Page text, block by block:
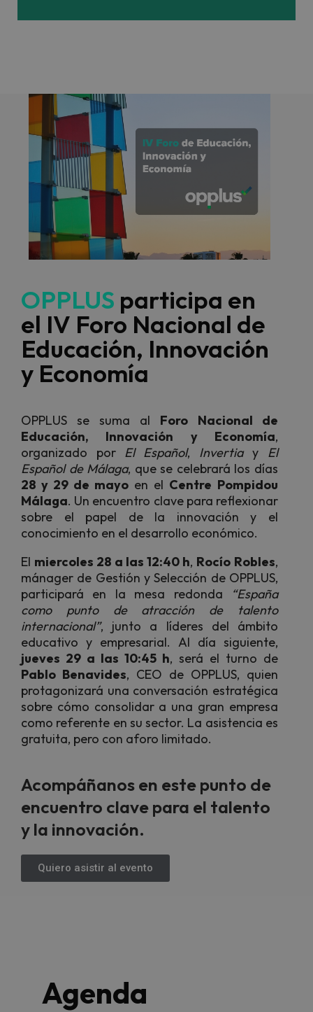
OPPLUS participa en
el IV Foro Nacional de
Educación, Innovación
y Economía
OPPLUS se suma al Foro Nacional de
Educación, Innovación y Economía,
organizado por El Español, Invertiay El
Español de Málaga, que se celebrará los días
28 y 29 de mayo en el Centre Pompidou
Málaga. Un encuentro clave para reflexionar
sobre el papel de la innovación y el
conocimiento en el desarrollo económico.
El miercoles 28 a las 12:40 h, Rocío Robles,
mánager de Gestión y Selección de OPPLUS,
participará en la mesa redonda
“España
como punto de atracción de talento
internacional”, junto a líderes del ámbito
educativo y empresarial. Al día siguiente,
jueves 29 a las 10:45 h, será el turno de
Pablo Benavides, CEO de OPPLUS, quien
protagonizará una conversación estratégica
sobre cómo consolidar a una gran empresa
como referente en su sector. La asistencia es
gratuita, pero con aforo limitado.
Acompáñanos en este punto de
encuentro clave para el talento
y la innovación.
Quiero asistir al evento
Agenda